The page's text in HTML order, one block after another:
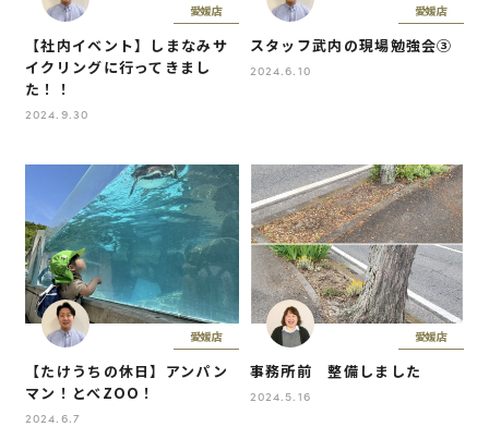
愛媛店
【社内イベント】しまなみサ
イクリングに行ってきまし
た！！
2024.9.30
愛媛店
スタッフ武内の現場勉強会③
2024.6.10
愛媛店
【たけうちの休日】アンパン
マン！とべZOO！
2024.6.7
愛媛店
事務所前 整備しました
2024.5.16